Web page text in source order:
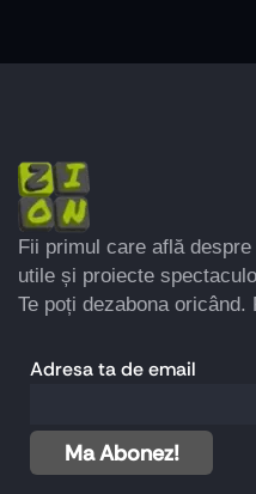
Fii primul care află
utile și proiecte
Te poți dezabona
Adresa ta de email